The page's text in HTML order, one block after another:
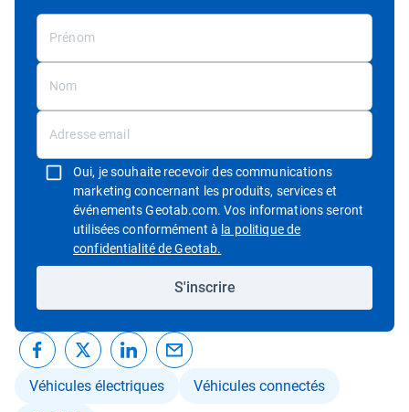
Oui, je souhaite recevoir des communications
marketing concernant les produits, services et
événements Geotab.com. Vos informations seront
utilisées conformément à la politique de
confidentialité de Geotab.
S'inscrire
Véhicules électriques Véhicules connectés